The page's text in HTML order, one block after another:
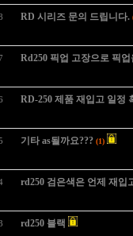
RD 시리즈 문의 드립니다.
Rd250 픽업 고장으로 픽
RD-250 제품 재입고 일정
기타 as될까요??? (1)
rd250 검은색은 언제 재입
rd250 블랙